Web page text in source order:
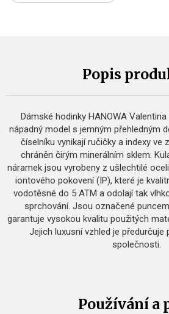
Popis
Dámské hodinky HANOWA
nápadný model s jemným přehledným
číselníku vynikají ručičky a indexy ve
chráněn čirým minerálním sklem.
náramek jsou vyrobeny z ušlechtilé
iontového pokovení (IP), které je
vodotěsné do 5 ATM a odolají tak
sprchování. Jsou označené
garantuje vysokou kvalitu použitých
Jejich luxusní vzhled je předurčuje
společnosti.
Používání a